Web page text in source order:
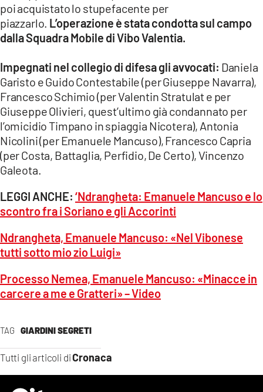
TAG GIARDINI SEGRETI
Tutti gli articoli diCronaca
poi acquistato lo stupefacente per
piazzarlo. L’operazione è stata condotta sul campo
dalla Squadra Mobile di Vibo Valentia.
Impegnati nel collegio di difesa gli avvocati: Daniela
Garisto e Guido Contestabile (per Giuseppe Navarra),
Francesco Schimio (per Valentin Stratulat e per
Giuseppe Olivieri, quest’ultimo già condannato per
l’omicidio Timpano in spiaggia Nicotera), Antonia
Nicolini (per Emanuele Mancuso), Francesco Capria
(per Costa, Battaglia, Perfidio, De Certo), Vincenzo
Galeota.
LEGGI ANCHE: ‘Ndrangheta: Emanuele Mancuso e lo
scontro fra i Soriano e gli Accorinti
Ndrangheta, Emanuele Mancuso: «Nel Vibonese
tutti sotto mio zio Luigi»
Processo Nemea, Emanuele Mancuso: «Minacce in
carcere a me e Gratteri» – Video